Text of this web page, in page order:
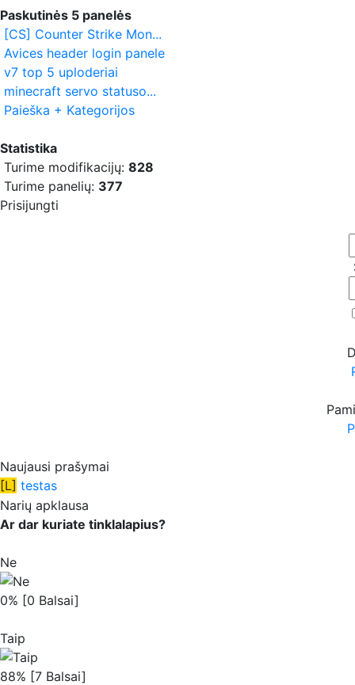
Paskutinės 5 panelės
[CS] Counter Strike Mon...
Avices header login panele
v7 top 5 uploderiai
minecraft servo statuso...
Paieška + Kategorijos
Statistika
Turime modifikacijų: 828
Turime panelių: 377
Prisijungti
Naujausi prašymai
[L] testas
Narių apklausa
Ar dar kuriate tinklalapius?
Ne
0% [0 Balsai]
Taip
88% [7 Balsai]